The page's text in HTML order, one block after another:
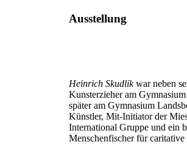
Ausstellung
Heinrich Skudlikwar neben
Kunsterzieher am
später am Gymnasium
Künstler, Mit-Initiator der
International Gruppe und ein
Menschenfischer für caritative